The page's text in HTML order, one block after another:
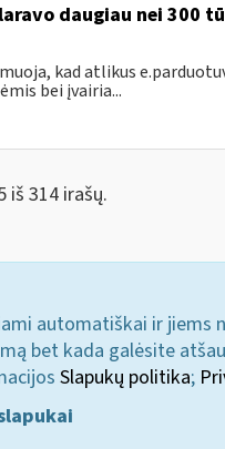
daugiau nei 300
kad atlikus
bei įvairia...
iš 314 irašų.
automatiškai ir jiems
bet kada galėsite
Slapukų politika;